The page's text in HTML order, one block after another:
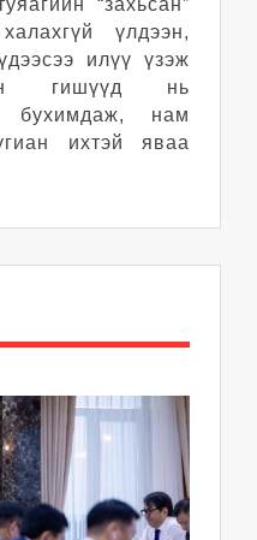
“захьсан”
үлдээн,
илүү үзэж
гишүүд нь
бухимдаж, нам
ихтэй яваа